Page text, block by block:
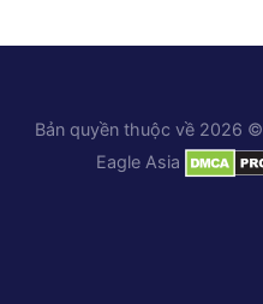
Bản quyền thuộc về 2026 ©
Eagle Asia